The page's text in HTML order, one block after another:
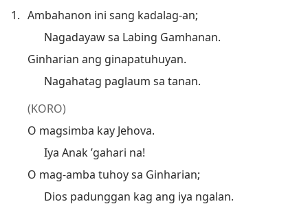
1. Ambahanon ini sang kadalag-an;
Nagadayaw sa Labing Gamhanan.
Ginharian ang ginapatuhuyan.
Nagahatag paglaum sa tanan.
(KORO)
O magsimba kay Jehova.
Iya Anak ’gahari na!
O mag-amba tuhoy sa Ginharian;
Dios padunggan kag ang iya ngalan.